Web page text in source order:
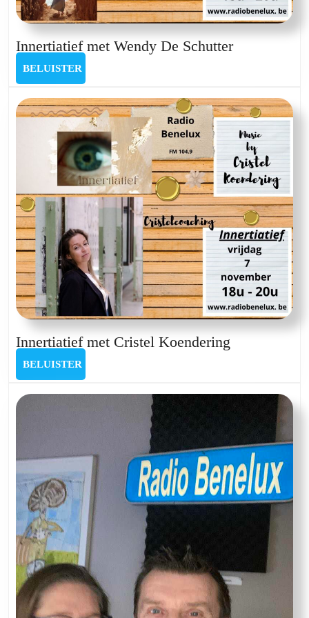
Innertiatief met Wendy De SchutterInnertiatief
De
Schutter
BELUISTER
Innertiatief met Cristel Koendering
Koendering
BELUISTER